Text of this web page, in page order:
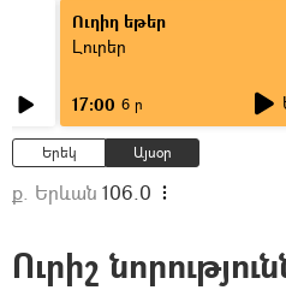
Ուղիղ եթեր
Լուրեր
17:00 6 ր
Երեկ Այսօր
ք. Երևան 106.0
Ուրիշ